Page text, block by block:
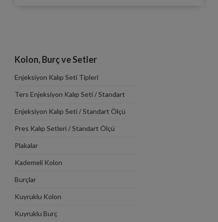
Kolon, Burç ve Setler
Enjeksiyon Kalıp Seti Tipleri
Ters Enjeksiyon Kalıp Seti / Standart
Enjeksiyon Kalıp Seti / Standart Ölçü
Pres Kalıp Setleri / Standart Ölçü
Plakalar
Kademeli Kolon
Burçlar
Kuyruklu Kolon
Kuyruklu Burç